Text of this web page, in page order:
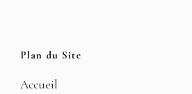
Plan du Site
Accueil